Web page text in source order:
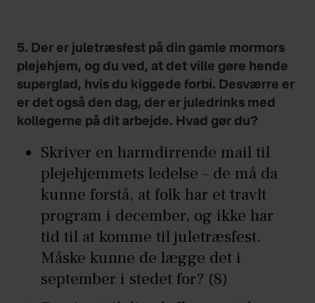
5. Der er juletræsfest på din gamle mormors
plejehjem, og du ved, at det ville gøre hende
superglad, hvis du kiggede forbi. Desværre er
er det også den dag, der er juledrinks med
kollegerne på dit arbejde. Hvad gør du?
Skriver en harmdirrende mail til
plejehjemmets ledelse – de må da
kunne forstå, at folk har et travlt
program i december, og ikke har
tid til at komme til juletræsfest.
Måske kunne de lægge det i
september i stedet for? (8)